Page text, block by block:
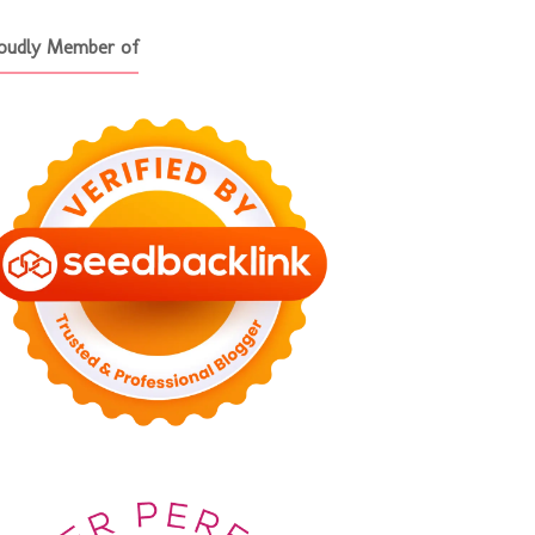
Member of